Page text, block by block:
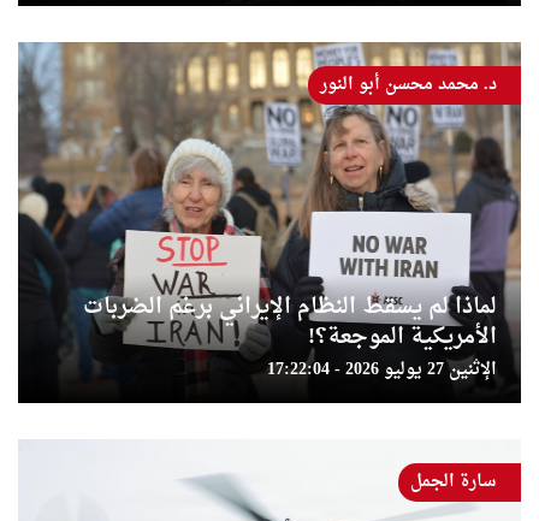
لماذا لم يسقط النظام الإيراني برغم الضربات
الأمريكية الموجعة؟!
الإثنين 27 يوليو 2026 - 17:22:04
د. محمد محسن أبو النور
سارة الجمل